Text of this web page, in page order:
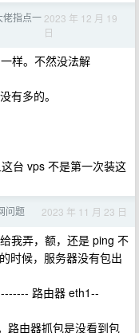
佬指点一 2023 年 12 月 19
日
样。不然没法解
有多的。
台 vps 不是第一次装这
问题 2023 年 11 月 23 日
我弄，额，还是 ping 不
时候，服务器没有包出
路由器 eth1--
路由器抓包是没看到包